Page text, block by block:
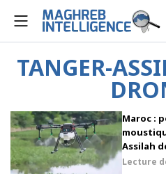
TANGER-
Maroc :
Assilah
Lecture